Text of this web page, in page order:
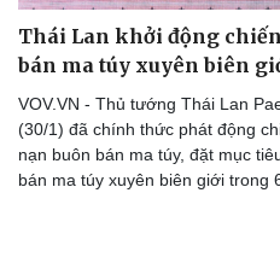
Thái Lan khởi động
bán ma túy xuyên biên
VOV.VN - Thủ tướng Thái Lan
(30/1) đã chính thức phát động
nạn buôn bán ma túy, đặt mục
bán ma túy xuyên biên giới trong